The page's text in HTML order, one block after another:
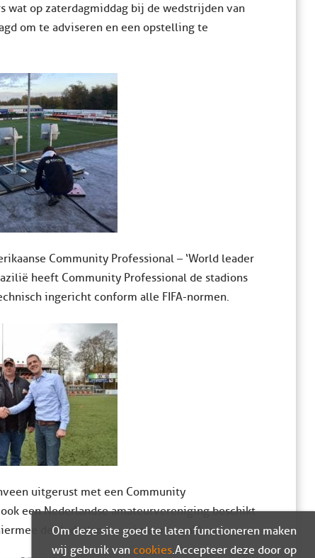
wat op zaterdagmiddag bij de wedstrijden van
om te adviseren en een opstelling te
Community Professional – ‘World leader
heeft Community Professional de stadions
ingericht conform alle FIFA-normen.
uitgerust met een Community
een Nederlandse amateurvereniging beschikt
de Nederlandse primeur te pakken.
Om deze site goed te laten functioneren maken
wij gebruik van cookies. Accepteer deze door op